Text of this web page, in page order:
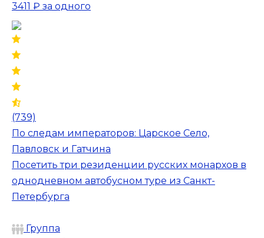
3411 ₽ за одного
(739)
По следам императоров: Царское Село,
Павловск и Гатчина
Посетить три резиденции русских монархов в
однодневном автобусном туре из Санкт-
Петербурга
Группа